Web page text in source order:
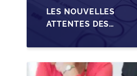
LES NOUVELLES
ATTENTES DES
TRANSMISSION DES
PME BELGES